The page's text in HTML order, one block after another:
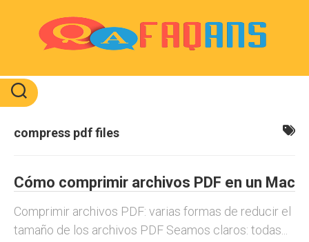
compress pdf files
Cómo comprimir archivos PDF en un Mac
Comprimir archivos PDF: varias formas de reducir el
tamaño de los archivos PDF Seamos claros: todas...